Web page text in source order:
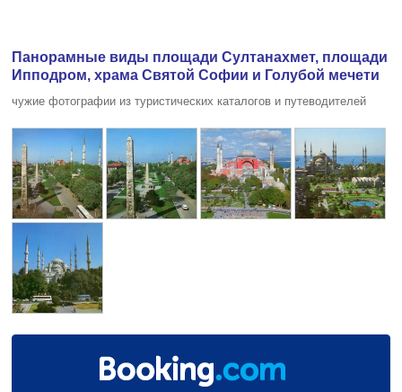
Панорамные виды площади Султанахмет, площади
Ипподром, храма Святой Софии и Голубой мечети
чужие фотографии из туристических каталогов и путеводителей